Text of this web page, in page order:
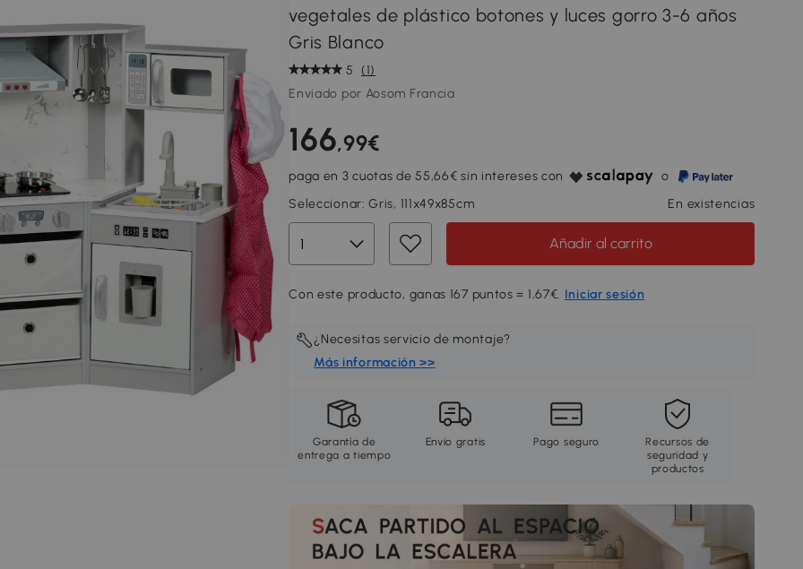
vegetales de plástico botones y luces gorro 3-6 años
Gris Blanco
5
(1)
Enviado por Aosom Francia
166,99€
paga en 3 cuotas de 55,66€ sin intereses con
o
Seleccionar:Gris, 111x49x85cm En existencias
Añadir al carrito
Con este producto, ganas 167 puntos = 1,67€. Iniciar sesión
¿Necesitas servicio de montaje?
Más información >>
Garantía de
entrega a tiempo
Envío gratis Pago seguro
Recursos de
seguridad y
productos